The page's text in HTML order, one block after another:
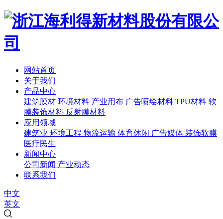
网站首页
关于我们
产品中心
建筑膜材 环境材料 产业用布 广告喷绘材料 TPU材料 软
膜装饰材料 反射膜材料
应用领域
建筑业 环境工程 物流运输 体育休闲 广告媒体 装饰软膜
医疗民生
新闻中心
公司新闻 产业动态
联系我们
中文
英文